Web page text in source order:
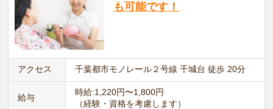
も可能です！
アクセス 千葉都市モノレール２号線 千城台 徒歩 20分
給与
時給:1,220円〜1,800円
（経験・資格を考慮します）